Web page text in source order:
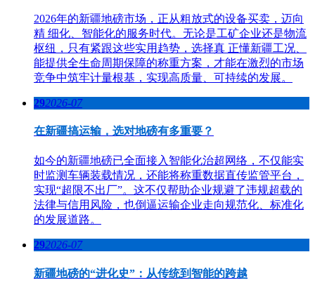
2026年的新疆地磅市场，正从粗放式的设备买卖，迈向
精 细化、智能化的服务时代。无论是工矿企业还是物流
枢纽，只有紧跟这些实用趋势，选择真 正懂新疆工况、
能提供全生命周期保障的称重方案，才能在激烈的市场
竞争中筑牢计量根基，实现高质量、可持续的发展。
292026-07
在新疆搞运输，选对地磅有多重要？
如今的新疆地磅已全面接入智能化治超网络，不仅能实
时监测车辆装载情况，还能将称重数据直传监管平台，
实现“超限不出厂”。这不仅帮助企业规避了违规超载的
法律与信用风险，也倒逼运输企业走向规范化、标准化
的发展道路。
292026-07
新疆地磅的“进化史”：从传统到智能的跨越